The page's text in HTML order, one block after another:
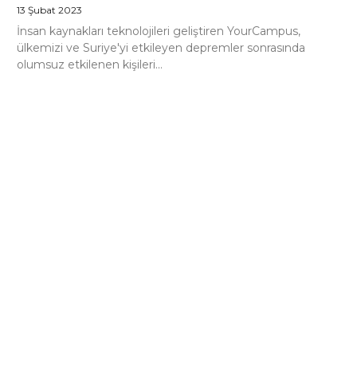
13 Şubat 2023
İnsan kaynakları teknolojileri geliştiren YourCampus,
ülkemizi ve Suriye'yi etkileyen depremler sonrasında
olumsuz etkilenen kişileri...